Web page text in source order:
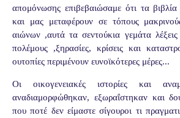
απομόνωσης επιβεβαιώσαμε ότι τα
και μας μεταφέρουν σε τόπους
αιώνων ,αυτά τα σεντούκια γεμάτα
πολέμους ,ξηρασίες, κρίσεις και
ουτοπίες περιμένουν ευνοϊκότερες μέρες...
Οι οικογενειακές ιστορίες και
αναδιαμορφώθηκαν, εξωραΐστηκαν και
που ποτέ δεν είμαστε σίγουροι τι